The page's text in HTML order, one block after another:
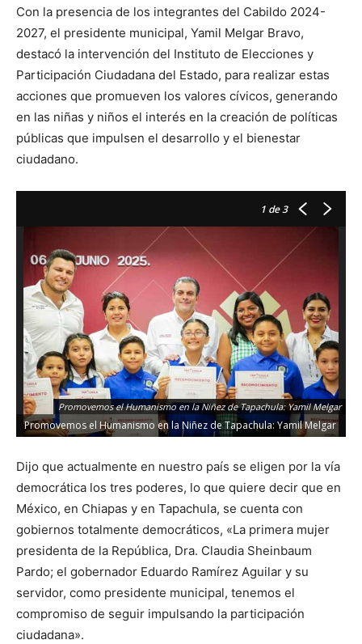
Con la presencia de los integrantes del Cabildo 2024-
2027, el presidente municipal, Yamil Melgar Bravo,
destacó la intervención del Instituto de Elecciones y
Participación Ciudadana del Estado, para realizar estas
acciones que promueven los valores cívicos, generando
en las niñas y niños el interés en la creación de políticas
públicas que impulsen el desarrollo y el bienestar
ciudadano.
1 de 3
Promovemos el Humanismo en la Niñez de Tapachula: Yamil Melgar
Promovemos el Humanismo en la Niñez de Tapachula: Yamil Melgar
Dijo que actualmente en nuestro país se eligen por la vía
democrática los tres poderes, lo que quiere decir que en
México, en Chiapas y en Tapachula, se cuenta con
gobiernos totalmente democráticos, «La primera mujer
presidenta de la República, Dra. Claudia Sheinbaum
Pardo; el gobernador Eduardo Ramírez Aguilar y su
servidor, como presidente municipal, tenemos el
compromiso de seguir impulsando la participación
ciudadana».